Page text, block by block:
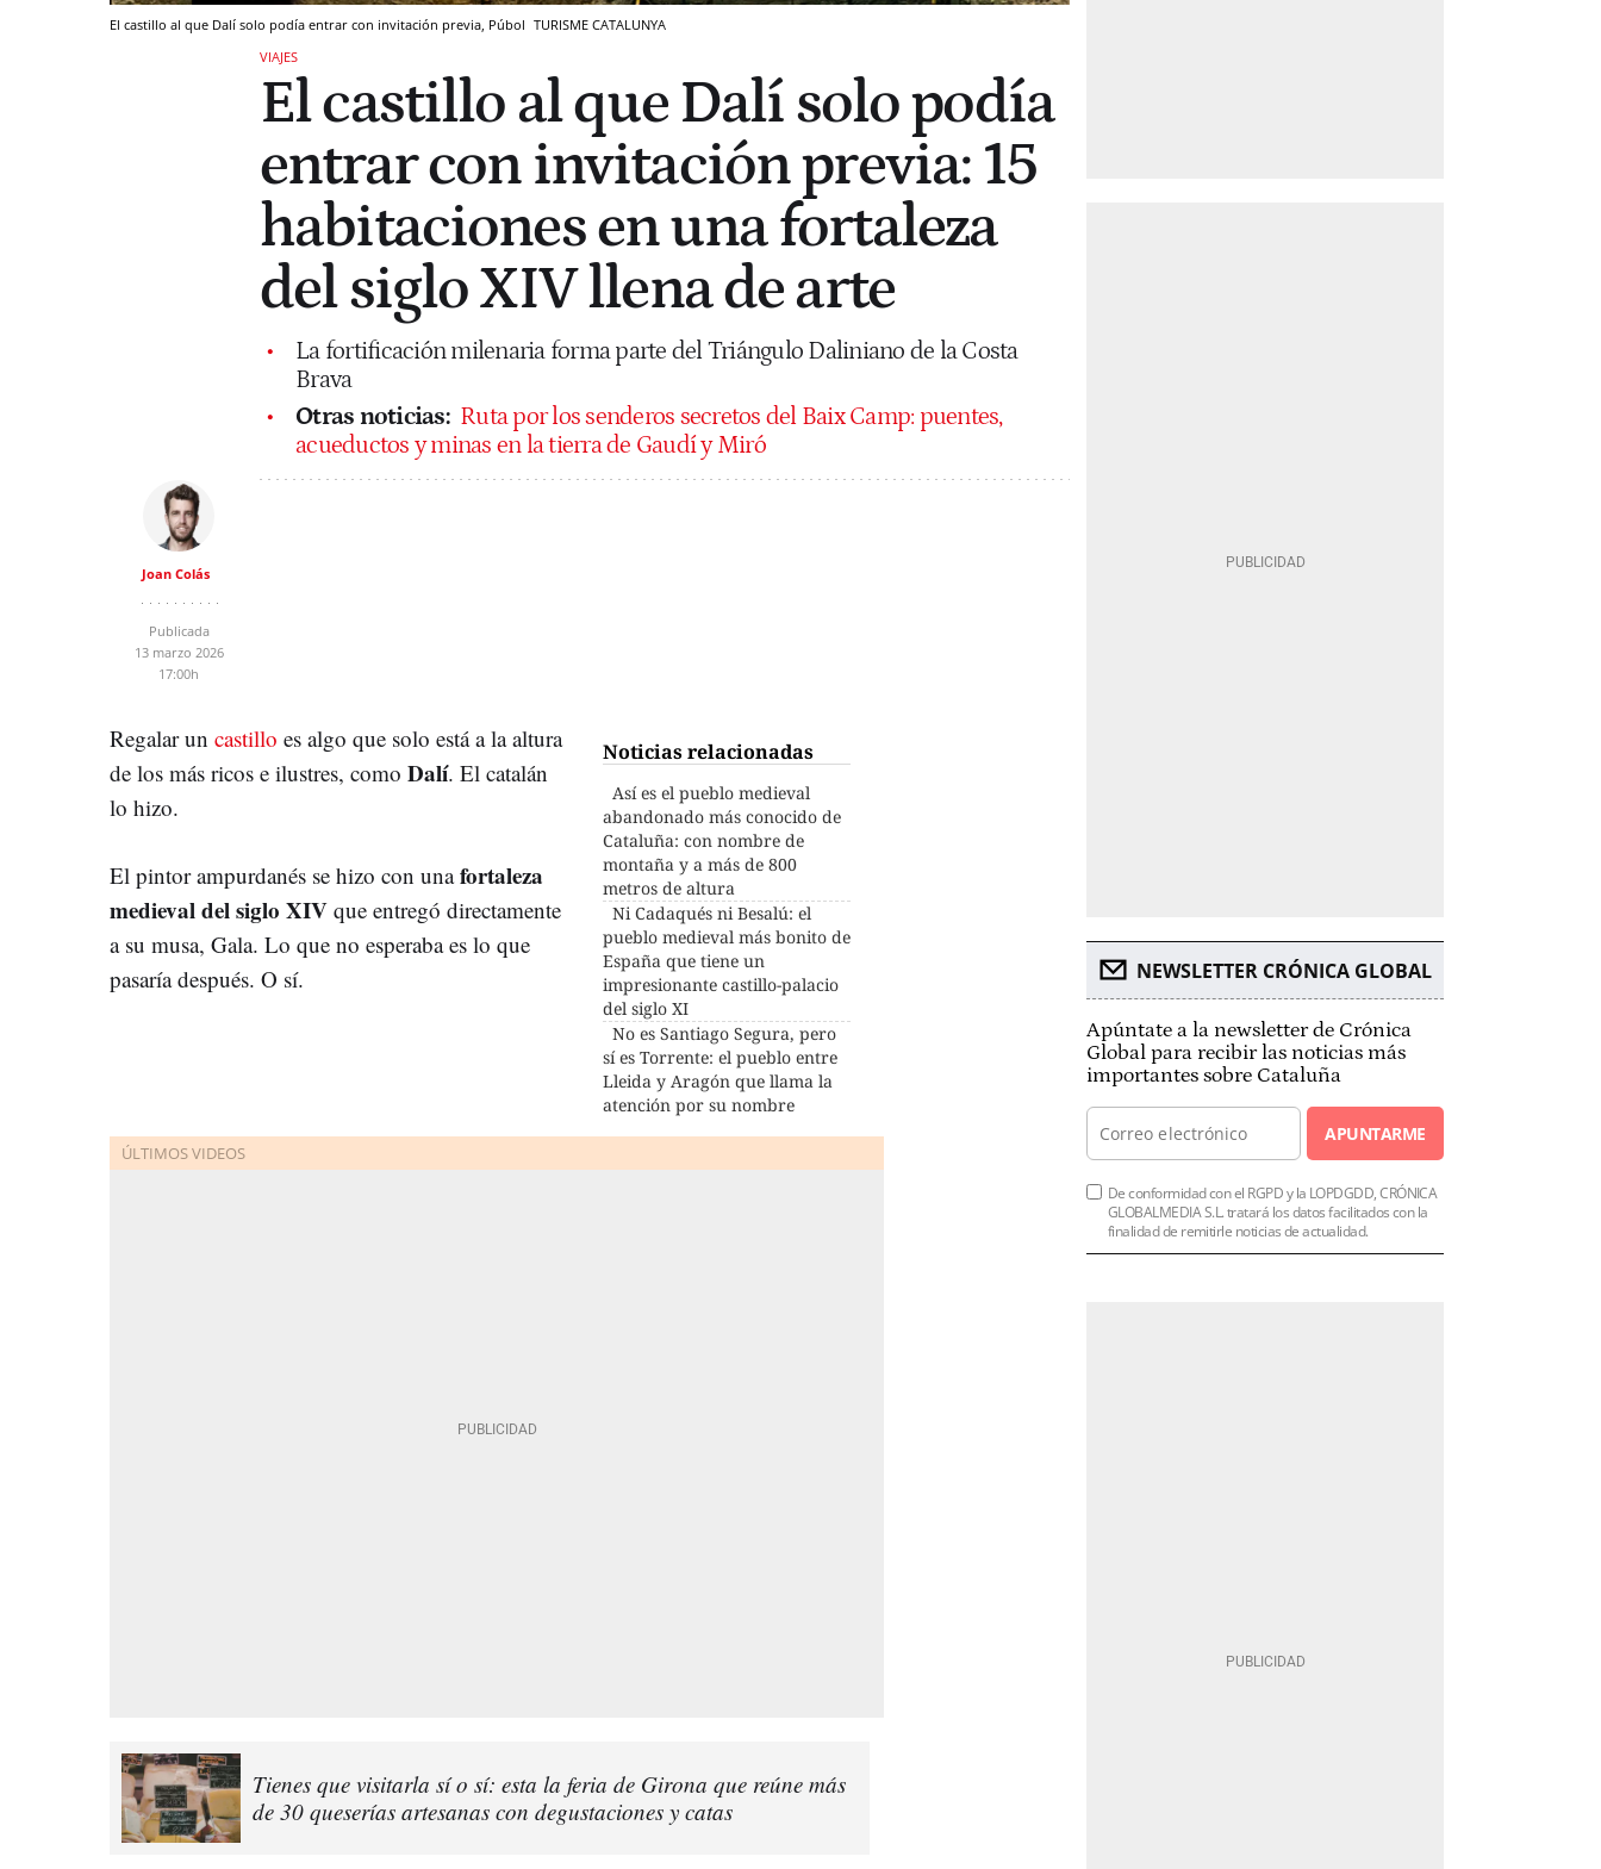
El castillo al que Dalí solo podía entrar con invitación previa, Púbol TURISME CATALUNYA
VIAJES
El castillo al que Dalí solo podía
entrar con invitación previa: 15
habitaciones en una fortaleza
del siglo XIV llena de arte
La fortificación milenaria forma parte del Triángulo Daliniano de la Costa
Brava
Otras noticias: Ruta por los senderos secretos del Baix Camp: puentes,
acueductos y minas en la tierra de Gaudí y Miró
Joan Colás
Publicada
13 marzo 2026
17:00h
Noticias relacionadas
Así es el pueblo medieval
abandonado más conocido de
Cataluña: con nombre de
montaña y a más de 800
metros de altura
Ni Cadaqués ni Besalú: el
pueblo medieval más bonito de
España que tiene un
impresionante castillo-palacio
del siglo XI
No es Santiago Segura, pero
sí es Torrente: el pueblo entre
Lleida y Aragón que llama la
atención por su nombre
Regalar un castillo es algo que solo está a la altura
de los más ricos e ilustres, como Dalí. El catalán
lo hizo.
El pintor ampurdanés se hizo con unafortaleza
medieval del siglo XIV que entregó directamente
a su musa, Gala. Lo que no esperaba es lo que
pasaría después. O sí.
Tienes que visitarla sí o sí: esta la feria de Girona que reúne más
de 30 queserías artesanas con degustaciones y catas
NEWSLETTER CRÓNICA GLOBAL
Apúntate a la newsletter de Crónica
Global para recibir las noticias más
importantes sobre Cataluña
APUNTARME
De conformidad con el RGPD y la LOPDGDD, CRÓNICA
GLOBALMEDIA S.L. tratará los datos facilitados con la
finalidad de remitirle noticias de actualidad.